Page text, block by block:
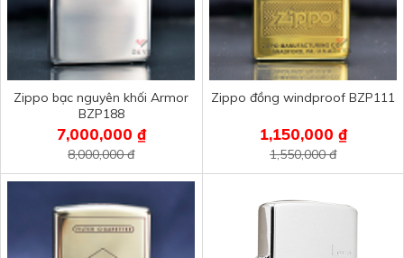
Zippo bạc nguyên khối Armor
BZP188
7,000,000 ₫
8,000,000 đ
Zippo đồng windproof BZP111
1,150,000 ₫
1,550,000 đ